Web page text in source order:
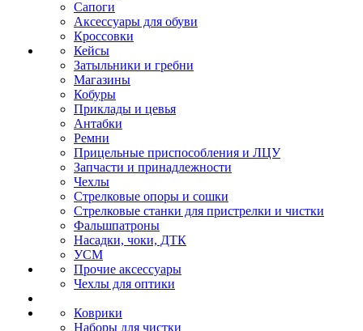
Сапоги
Аксессуары для обуви
Кроссовки
Кейсы
Затыльники и гребни
Магазины
Кобуры
Приклады и цевья
Антабки
Ремни
Прицельные приспособления и ЛЦУ
Запчасти и принадлежности
Чехлы
Стрелковые опоры и сошки
Стрелковые станки для пристрелки и чистки
Фальшпатроны
Насадки, чоки, ДТК
УСМ
Прочие аксессуары
Чехлы для оптики
Коврики
Наборы для чистки